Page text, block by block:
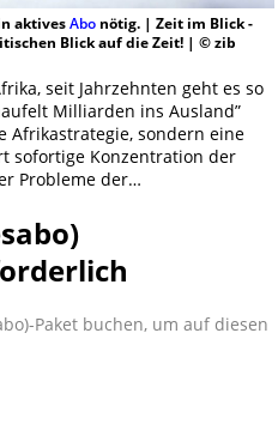
aktivesAbonötig. | Zeit im Blick -
Blick auf die Zeit! | © zib
seit Jahrzehnten geht es so
Milliarden ins Ausland”
Afrikastrategie, sondern eine
sofortige Konzentration der
Probleme der…
Paket buchen, um auf diesen